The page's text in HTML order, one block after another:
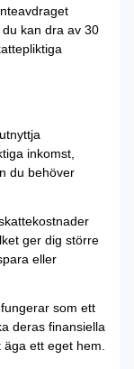
kan dra av 30
inkomst,
du behöver
ger dig större
eller
som ett
deras finansiella
ett eget hem.